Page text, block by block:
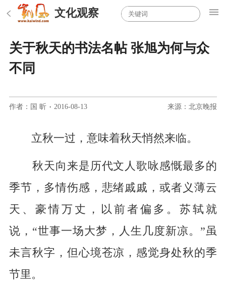
文化观察
关于秋天的书法名帖 张旭为何与众
不同
作者：国 昕 · 2016-08-13 来源：北京晚报
立秋一过，意味着秋天悄然来临。
秋天向来是历代文人歌咏感慨最多的
季节，多情伤感，悲绪戚戚，或者义薄云
天、豪情万丈，以前者偏多。苏轼就
说，“世事一场大梦，人生几度新凉。”虽
未言秋字，但心境苍凉，感觉身处秋的季
节里。